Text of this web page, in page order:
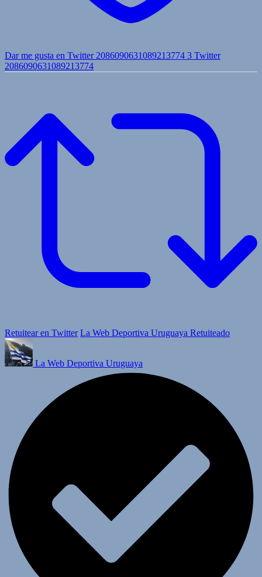
Dar me gusta en Twitter 2086090631089213774 3 Twitter
2086090631089213774
Retuitear en Twitter La Web Deportiva Uruguaya Retuiteado
La Web Deportiva Uruguaya